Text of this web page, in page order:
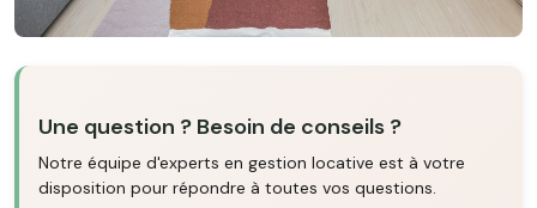
Une question ? Besoin de conseils ?
Notre équipe d'experts en gestion locative est à votre
disposition pour répondre à toutes vos questions.